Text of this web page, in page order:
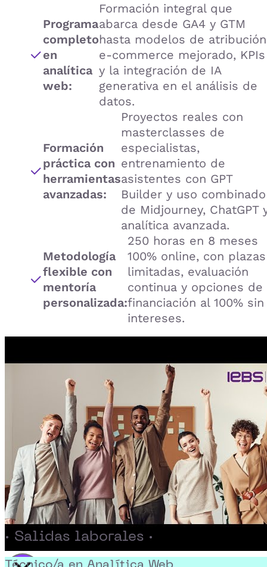
Programa
completo
en
analítica
web:
Formación integral que
abarca desde GA4 y GTM
hasta modelos de
e-commerce mejorado, KPIs
y la integración de IA
generativa en el análisis de
datos.
Formación
práctica con
herramientas
avanzadas:
Proyectos reales con
masterclasses de
especialistas,
entrenamiento de
asistentes con GPT
Builder y uso combinado
de Midjourney, ChatGPT
analítica avanzada.
Metodología
flexible con
mentoría
personalizada:
250 horas en 8 meses
100% online, con plazas
limitadas, evaluación
continua y opciones de
financiación al 100% sin
intereses.
· Salidas laborales ·
Técnico/a en Analítica Web